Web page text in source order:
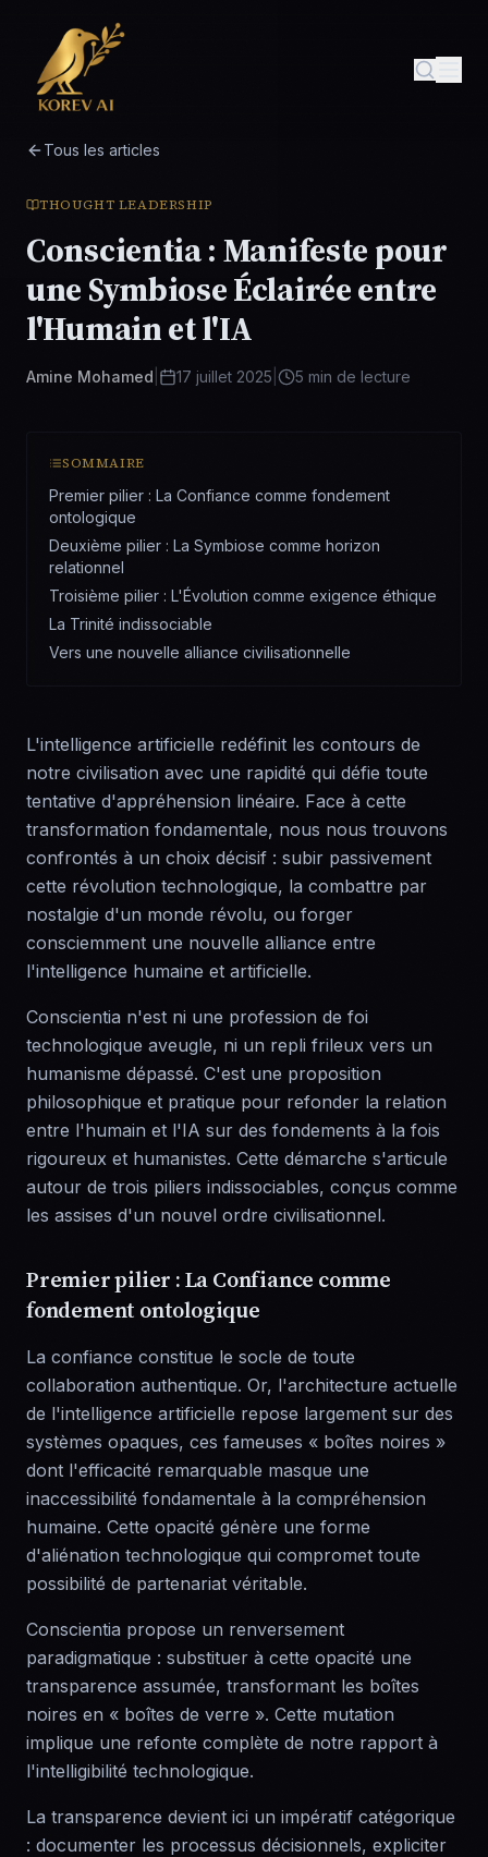
Tous les articles
THOUGHT LEADERSHIP
Conscientia : Manifeste pour
une Symbiose Éclairée entre
l'Humain et l'IA
Amine Mohamed 17 juillet 2025 5 min de lecture
SOMMAIRE
Premier pilier : La Confiance comme fondement
ontologique
Deuxième pilier : La Symbiose comme horizon
relationnel
Troisième pilier : L'Évolution comme exigence éthique
La Trinité indissociable
Vers une nouvelle alliance civilisationnelle
L'intelligence artificielle redéfinit les contours de
notre civilisation avec une rapidité qui défie toute
tentative d'appréhension linéaire. Face à cette
transformation fondamentale, nous nous trouvons
confrontés à un choix décisif : subir passivement
cette révolution technologique, la combattre par
nostalgie d'un monde révolu, ou forger
consciemment une nouvelle alliance entre
l'intelligence humaine et artificielle.
Conscientia n'est ni une profession de foi
technologique aveugle, ni un repli frileux vers un
humanisme dépassé. C'est une proposition
philosophique et pratique pour refonder la relation
entre l'humain et l'IA sur des fondements à la fois
rigoureux et humanistes. Cette démarche s'articule
autour de trois piliers indissociables, conçus comme
les assises d'un nouvel ordre civilisationnel.
Premier pilier : La Confiance comme
fondement ontologique
La confiance constitue le socle de toute
collaboration authentique. Or, l'architecture actuelle
de l'intelligence artificielle repose largement sur des
systèmes opaques, ces fameuses « boîtes noires »
dont l'efficacité remarquable masque une
inaccessibilité fondamentale à la compréhension
humaine. Cette opacité génère une forme
d'aliénation technologique qui compromet toute
possibilité de partenariat véritable.
Conscientia propose un renversement
paradigmatique : substituer à cette opacité une
transparence assumée, transformant les boîtes
noires en « boîtes de verre ». Cette mutation
implique une refonte complète de notre rapport à
l'intelligibilité technologique.
La transparence devient ici un impératif catégorique
: documenter les processus décisionnels, expliciter